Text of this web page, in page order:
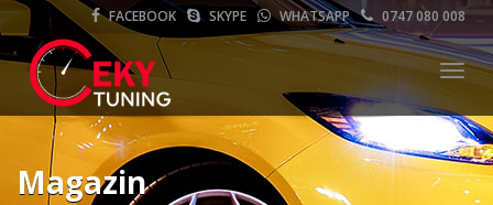
FACEBOOK SKYPE WHATSAPP 0747 080 008
Magazin